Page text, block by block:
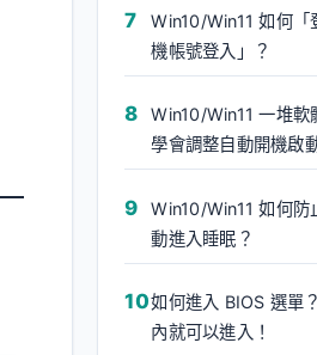
Win10/Win11 如何「
機帳號登入」？
Win10/Win11 一堆軟
學會調整自動開機啟
Win10/Win11 如何防
動進入睡眠？
如何進入 BIOS 選單
內就可以進入！